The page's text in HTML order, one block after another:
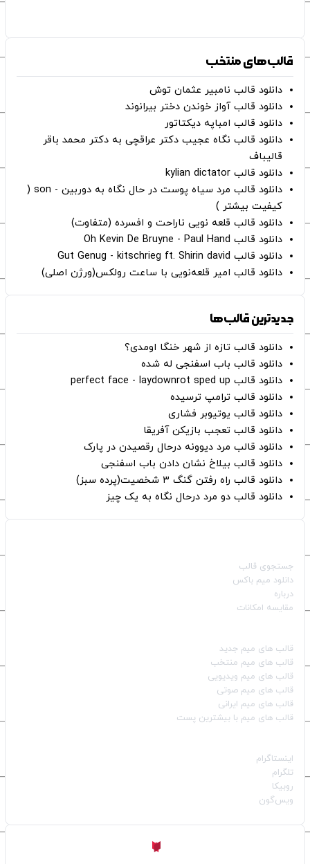
قالب‌های منتخب
دانلود قالب نامبیر عثمان ‌توش
دانلود قالب آواز خوندن دختر بیرانوند
دانلود قالب امباپه دیکتاتور
دانلود قالب نگاه عجیب دکتر عراقچی به دکتر محمد باقر
قالیباف
دانلود قالب kylian dictator
دانلود قالب مرد سیاه پوست در حال نگاه به دوربین - son (
کیفیت بیشتر )
دانلود قالب قلعه نویی ناراحت و افسرده (متفاوت)
دانلود قالب Oh Kevin De Bruyne - Paul Hand
دانلود قالب Gut Genug - kitschrieg ft. Shirin david
دانلود قالب امیر قلعه‌نویی با ساعت رولکس(ورژن اصلی)
جدیدترین قالب‌ها
دانلود قالب تازه از شهر خنگا اومدی؟
دانلود قالب باب اسفنجی له شده
دانلود قالب perfect face - laydownrot sped up
دانلود قالب ترامپ ترسیده
دانلود قالب یوتیوبر فشاری
دانلود قالب تعجب بازیکن آفریقا
دانلود قالب مرد دیوونه درحال رقصیدن در پارک
دانلود قالب بیلاخ نشان دادن باب اسفنجی
دانلود قالب راه رفتن گنگ ۳ شخصیت(پرده سبز)
دانلود قالب دو مرد درحال نگاه به یک چیز
جستجوی قالب
دانلود میم باکس
درباره
مقایسه امکانات
قالب‌ های میم جدید
قالب‌ های میم منتخب
قالب‌ های میم ویدیویی
قالب‌ های میم صوتی
قالب‌ های میم ایرانی
قالب‌ های میم با بیشترین پست
اینستاگرام
تلگرام
روبیکا
ویس‌گون